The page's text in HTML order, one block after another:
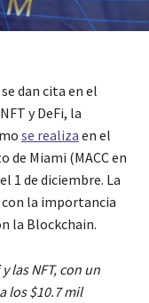
dan cita en el
y DeFi, la
se realiza en el
de Miami (MACC en
1 de diciembre. La
la importancia
la Blockchain.
las NFT, con un
los $10.7 mil